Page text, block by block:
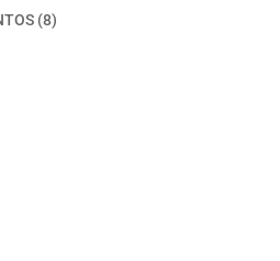
producto
88